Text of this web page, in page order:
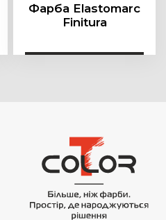
Фарба Elastomarc
Finitura